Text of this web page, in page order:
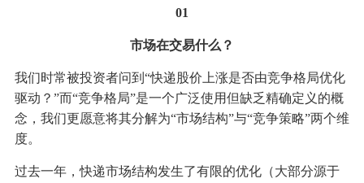
01
市场在交易什么？
我们时常被投资者问到“快递股价上涨是否由竞争格局优化
驱动？”而“竞争格局”是一个广泛使用但缺乏精确定义的概
念，我们更愿意将其分解为“市场结构”与“竞争策略”两个维
度。
过去一年，快递市场结构发生了有限的优化（大部分源于